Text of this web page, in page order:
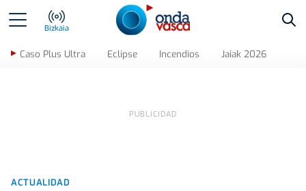
Bizkaia
Caso Plus Ultra Eclipse Incendios Jaiak 2026
ACTUALIDAD